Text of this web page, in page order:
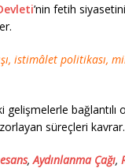
’nin fetih
istimâlet politikası,
gelişmelerle bağlantılı
süreçleri kavrar.
,Aydınlanma Çağı,